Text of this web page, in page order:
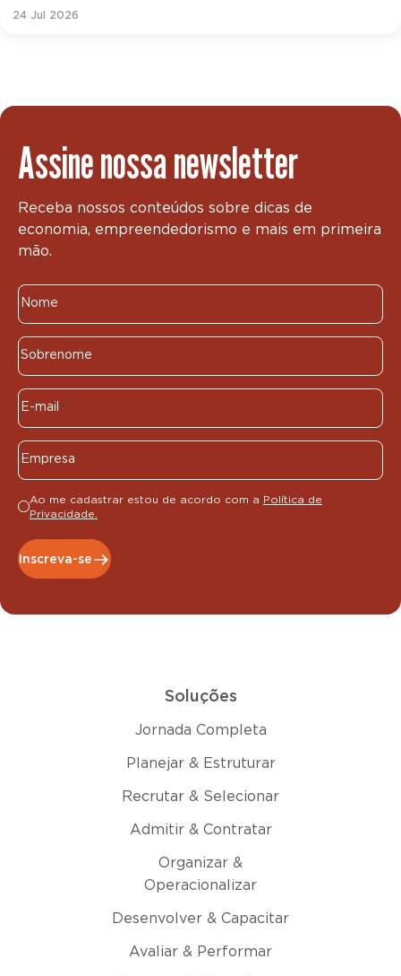
24 Jul 2026
Assine nossa newsletter
Receba nossos conteúdos sobre dicas de
economia, empreendedorismo e mais em primeira
mão.
Ao me cadastrar estou de acordo com a Política de
Privacidade.
Inscreva-se
Soluções
Jornada Completa
Planejar & Estruturar
Recrutar & Selecionar
Admitir & Contratar
Organizar &
Operacionalizar
Desenvolver & Capacitar
Avaliar & Performar